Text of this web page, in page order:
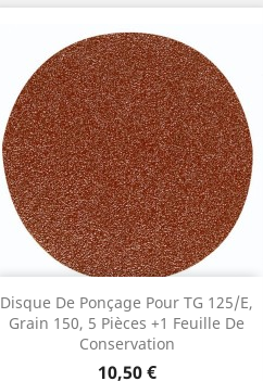
Disque De Ponçage Pour TG 125/E,
Grain 150, 5 Pièces +1 Feuille De
Conservation
Prix
10,50 €
 Aperçu rapide